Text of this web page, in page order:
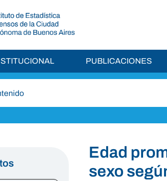
PUBLICACIONES
Edad
sexo